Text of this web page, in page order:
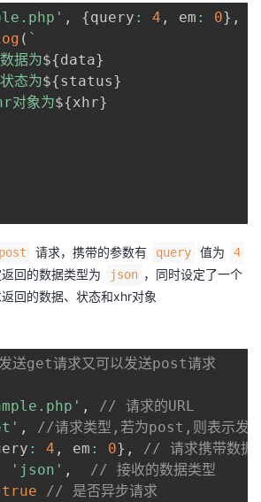
, {query : 4 , em : 0} ,
( `
数据为
${data}
状态为
${status}
对象为
${xhr}
post 请求，携带的参数有 query 值为 4
回的数据类型为 json ，同时设定了一个
回的数据、状态和xhr对象
送get请求又可以发送post请求
,
// 请求的URL
,
//请求类型,若为post,则表示发
: 4 , em : 0} ,
// 请求携带数据
'json' ,
// 接收的数据类型
true
// 是否异步请求